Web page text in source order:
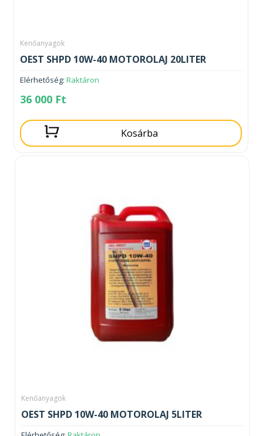
Kenőanyagok
OEST SHPD 10W-40 MOTOROLAJ 20LITER
Elérhetőség: Raktáron
36 000 Ft
Kosárba
Kenőanyagok
OEST SHPD 10W-40 MOTOROLAJ 5LITER